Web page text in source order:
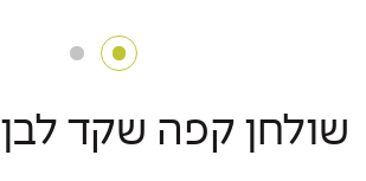
שולחן קפה שקד לבן